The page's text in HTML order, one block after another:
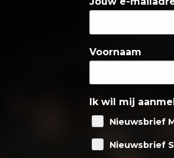
Voornaam
Ik wil mij
Nieuwsbrief
Nieuwsbrief